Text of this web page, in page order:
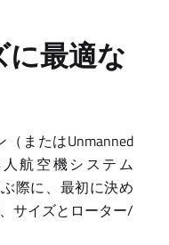
最適な
またはUnmanned
人航空機システム
際に、最初に決め
サイズとローター/